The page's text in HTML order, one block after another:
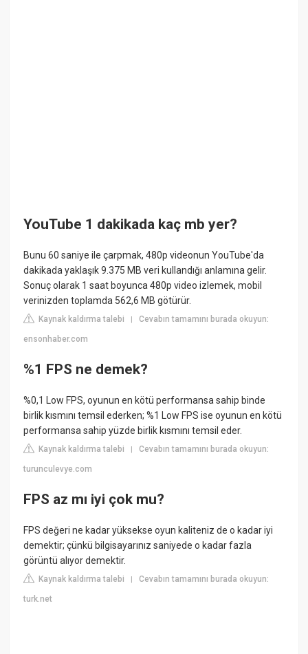
YouTube 1 dakikada kaç mb yer?
Bunu 60 saniye ile çarpmak, 480p videonun YouTube'da
dakikada yaklaşık 9.375 MB veri kullandığı anlamına gelir.
Sonuç olarak 1 saat boyunca 480p video izlemek, mobil
verinizden toplamda 562,6 MB götürür.
Kaynak kaldırma talebi |Cevabın tamamını burada okuyun:
ensonhaber.com
%1 FPS ne demek?
%0,1 Low FPS, oyunun en kötü performansa sahip binde
birlik kısmını temsil ederken; %1 Low FPS ise oyunun en kötü
performansa sahip yüzde birlik kısmını temsil eder.
Kaynak kaldırma talebi |Cevabın tamamını burada okuyun:
turunculevye.com
FPS az mı iyi çok mu?
FPS değeri ne kadar yüksekse oyun kaliteniz de o kadar iyi
demektir; çünkü bilgisayarınız saniyede o kadar fazla
görüntü alıyor demektir.
Kaynak kaldırma talebi |Cevabın tamamını burada okuyun:
turk.net